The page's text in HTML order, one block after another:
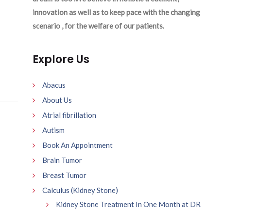
innovation as well as to keep pace with the changing
scenario , for the welfare of our patients.
Explore Us
Abacus
About Us
Atrial fibrillation
Autism
Book An Appointment
Brain Tumor
Breast Tumor
Calculus (Kidney Stone)
Kidney Stone Treatment In One Month at DR